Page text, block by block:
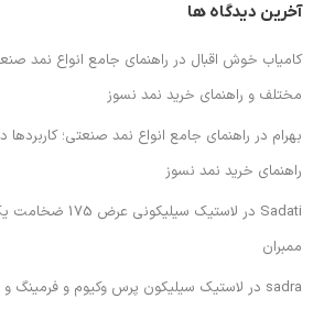
آخرین دیدگاه ها
کامیاب خوش اقبال در راهنمای جامع انواع نمد
مختلف و راهنمای خرید نمد نسوز
بهرام در راهنمای جامع انواع نمد صنعتی؛
راهنمای خرید نمد نسوز
Sadati در
لاستیک سیلیکونی
ممبران
sadra در لاستیک سیلیکون پرس وکیوم و فرمینگ